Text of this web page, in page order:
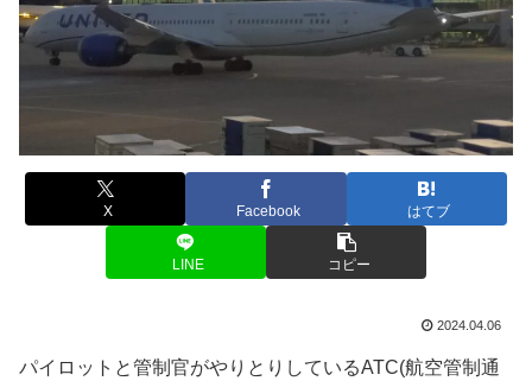
X Facebook はてブ
LINE コピー
2024.04.06
パイロットと管制官がやりとりしているATC(航空管制通